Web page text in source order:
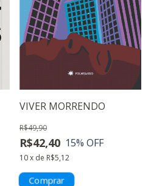
VIVER MORRENDO
R$42,40
R$49,90
15% OFF
10x de R$5,12